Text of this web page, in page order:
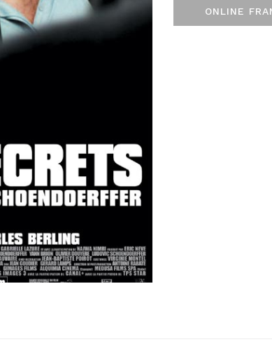
ONLINE